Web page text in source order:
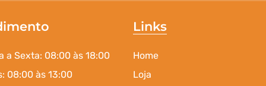
a Sexta: 08:00 às 18:00
08:00 às 13:00
Links
Home
Loja